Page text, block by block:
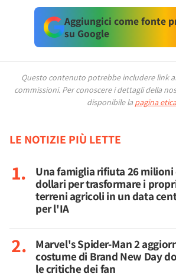
Aggiungici come fonte
su Google
Questo contenuto potrebbe includere link
commissioni. Per conoscere i dettagli della
disponibile la pagina etica
LE NOTIZIE PIÙ LETTE
Una famiglia rifiuta 26 milioni
dollari per trasformare i
terreni agricoli in un data
per l'IA
Marvel's Spider-Man 2
costume di Brand New Day
le critiche dei fan